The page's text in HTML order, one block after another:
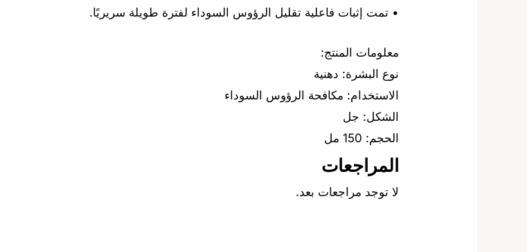
• تمت إثبات فاعلية تقليل الرؤوس السوداء لفترة طويلة سريريًا.
معلومات المنتج:
نوع البشرة: دهنية
الاستخدام: مكافحة الرؤوس السوداء
الشكل: جل
الحجم: 150 مل
المراجعات
لا توجد مراجعات بعد.